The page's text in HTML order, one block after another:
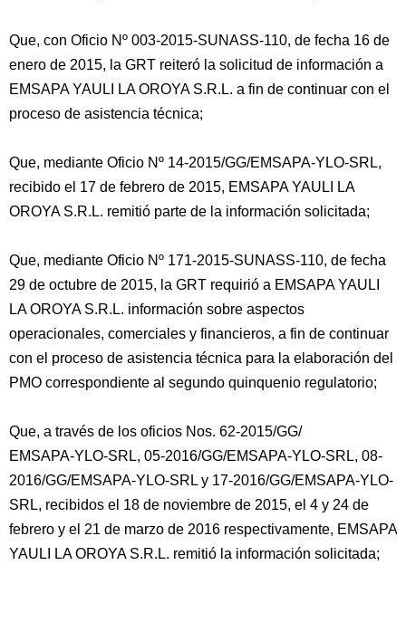
Que, con Oficio Nº 003-2015-SUNASS-110, de fecha 16 de
enero de 2015, la GRT reiteró la solicitud de información a
EMSAPA YAULI LA OROYA S.R.L. a fin de continuar con el
proceso de asistencia técnica;
Que, mediante Oficio Nº 14-2015/GG/EMSAPA-YLO-SRL,
recibido el 17 de febrero de 2015, EMSAPA YAULI LA
OROYA S.R.L. remitió parte de la información solicitada;
Que, mediante Oficio Nº 171-2015-SUNASS-110, de fecha
29 de octubre de 2015, la GRT requirió a EMSAPA YAULI
LA OROYA S.R.L. información sobre aspectos
operacionales, comerciales y financieros, a fin de continuar
con el proceso de asistencia técnica para la elaboración del
PMO correspondiente al segundo quinquenio regulatorio;
Que, a través de los oficios Nos. 62-2015/GG/
EMSAPA-YLO-SRL, 05-2016/GG/EMSAPA-YLO-SRL, 08-
2016/GG/EMSAPA-YLO-SRL y 17-2016/GG/EMSAPA-YLO-
SRL, recibidos el 18 de noviembre de 2015, el 4 y 24 de
febrero y el 21 de marzo de 2016 respectivamente, EMSAPA
YAULI LA OROYA S.R.L. remitió la información solicitada;